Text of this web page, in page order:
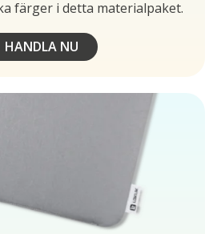
färger i detta materialpaket.
HANDLA NU